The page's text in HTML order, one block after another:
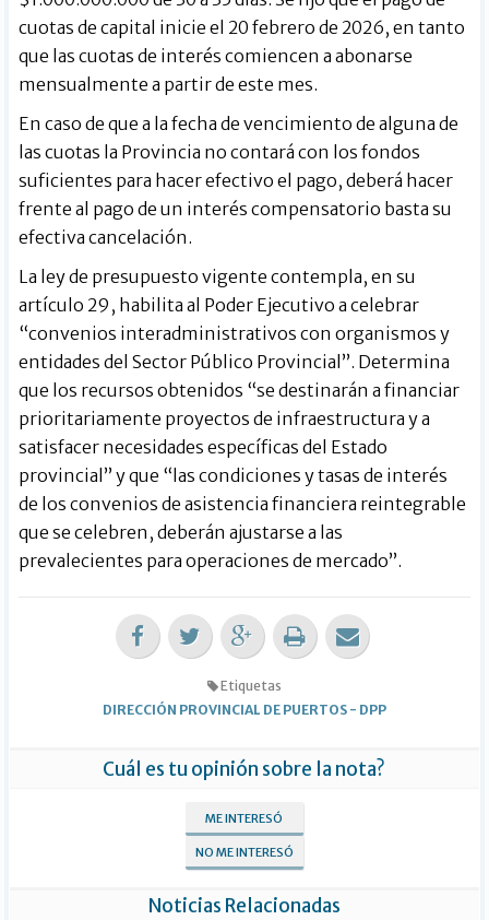
cuotas de capital inicie el 20 febrero de 2026, en tanto
que las cuotas de interés comiencen a abonarse
mensualmente a partir de este mes.
En caso de que a la fecha de vencimiento de alguna de
las cuotas la Provincia no contará con los fondos
suficientes para hacer efectivo el pago, deberá hacer
frente al pago de un interés compensatorio basta su
efectiva cancelación.
La ley de presupuesto vigente contempla, en su
artículo 29, habilita al Poder Ejecutivo a celebrar
“convenios interadministrativos con organismos y
entidades del Sector Público Provincial”. Determina
que los recursos obtenidos “se destinarán a financiar
prioritariamente proyectos de infraestructura y a
satisfacer necesidades específicas del Estado
provincial” y que “las condiciones y tasas de interés
de los convenios de asistencia financiera reintegrable
que se celebren, deberán ajustarse a las
prevalecientes para operaciones de mercado”.
Etiquetas
DIRECCIÓN PROVINCIAL DE PUERTOS- DPP
Cuál es tu opinión sobre la nota?
ME INTERESÓ
NO ME INTERESÓ
Noticias Relacionadas